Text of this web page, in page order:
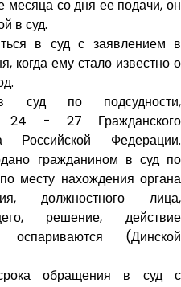
месяца со дня ее подачи, он
в суд.
в суд с заявлением в
когда ему стало известно о
суд по подсудности,
24 - 27 Гражданского
Российской Федерации.
гражданином в суд по
месту нахождения органа
должностного лица,
решение, действие
оспариваются (Динской
срока обращения в суд с